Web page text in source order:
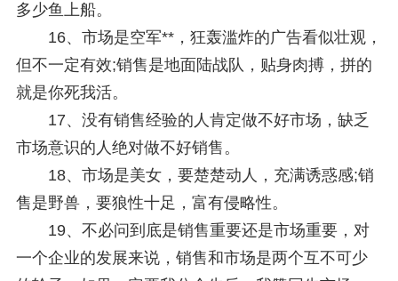
多少鱼上船。
16、市场是空军**，狂轰滥炸的广告看似壮观，
但不一定有效;销售是地面陆战队，贴身肉搏，拼的
就是你死我活。
17、没有销售经验的人肯定做不好市场，缺乏
市场意识的人绝对做不好销售。
18、市场是美女，要楚楚动人，充满诱惑感;销
售是野兽，要狼性十足，富有侵略性。
19、不必问到底是销售重要还是市场重要，对
一个企业的发展来说，销售和市场是两个互不可少